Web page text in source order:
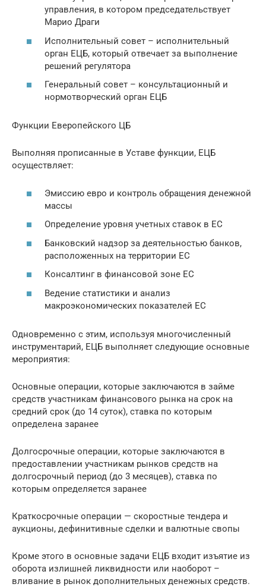
управления, в котором председательствует
Марио Драги
Исполнительный совет – исполнительный
орган ЕЦБ, который отвечает за выполнение
решений регулятора
Генеральный совет – консультационный и
нормотворческий орган ЕЦБ
Функции Еверопейского ЦБ
Выполняя прописанные в Уставе функции, ЕЦБ
осуществляет:
Эмиссию евро и контроль обращения денежной
массы
Определение уровня учетных ставок в ЕС
Банковский надзор за деятельностью банков,
расположенных на территории ЕС
Консалтинг в финансовой зоне ЕС
Ведение статистики и анализ
макроэкономических показателей ЕС
Одновременно с этим, используя многочисленный
инструментарий, ЕЦБ выполняет следующие основные
мероприятия:
Основные операции, которые заключаются в займе
средств участникам финансового рынка на срок на
средний срок (до 14 суток), ставка по которым
определена заранее
Долгосрочные операции, которые заключаются в
предоставлении участникам рынков средств на
долгосрочный период (до 3 месяцев), ставка по
которым определяется заранее
Краткосрочные операции — скоростные тендера и
аукционы, дефинитивные сделки и валютные свопы
Кроме этого в основные задачи ЕЦБ входит изъятие из
оборота излишней ликвидности или наоборот –
вливание в рынок дополнительных денежных средств.